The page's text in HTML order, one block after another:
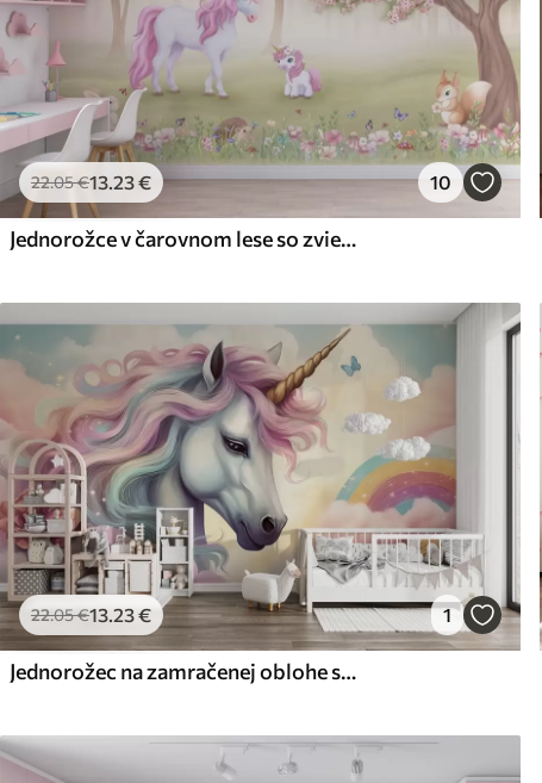
22.05€13.23€ 10
Jednorožce v čarovnom lese so zvieratami
22.05€13.23€ 1
Jednorožec na zamračenej oblohe s dúhou